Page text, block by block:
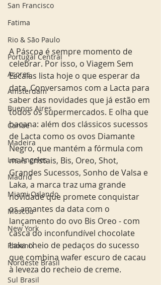
San Francisco
Fatima
Rio & São Paulo
Portugal Central
Açores
Amsterdam
Buenos Aires
Caribe
Madeira
Los Angeles
Madrid
Miami Orlando
Moscou
New York
Phoenix
Nordeste Brasil
Sul Brasil
A Páscoa é sempre momento de
celebrar. Por isso, o Viagem Sem
Escalas lista hoje o que esperar da
data. Conversamos com a Lacta para
saber das novidades que já estão em
todos os supermercados. E olha que
bacana: além dos clássicos sucessos
de Lacta como os ovos Diamante
Negro, que mantém a fórmula com
mais cristais, Bis, Oreo, Shot,
Grandes Sucessos, Sonho de Valsa e
Laka, a marca traz uma grande
novidade que promete conquistar
os amantes da data com o
lançamento do ovo Bis Oreo - com
casca do inconfundível chocolate
Laka cheio de pedaços do sucesso
que combina wafer escuro de cacau
à leveza do recheio de creme.